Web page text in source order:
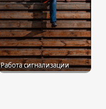
Работа сигнализации